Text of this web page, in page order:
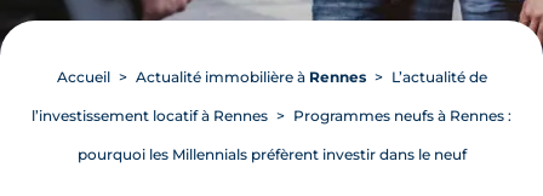
Accueil Actualité immobilière à Rennes L’actualité de
l’investissement locatif à Rennes Programmes neufs à Rennes :
pourquoi les Millennials préfèrent investir dans le neuf